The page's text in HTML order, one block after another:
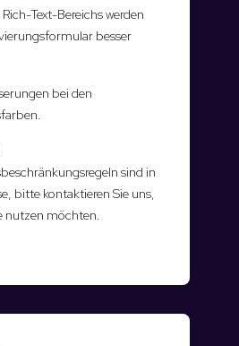
Text-Bereichs werden
besser
bei den
sind in
bitte kontaktieren Sie uns,
nutzen möchten.